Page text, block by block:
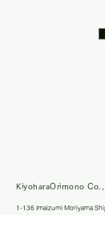
KiyoharaOrimono Co.,
1-136 Imaizumi Moriyama